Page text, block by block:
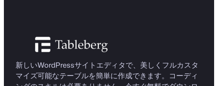
新しいWordPressサイトエディタで、美しくフルカスタ
マイズ可能なテーブルを簡単に作成できます。コーディ